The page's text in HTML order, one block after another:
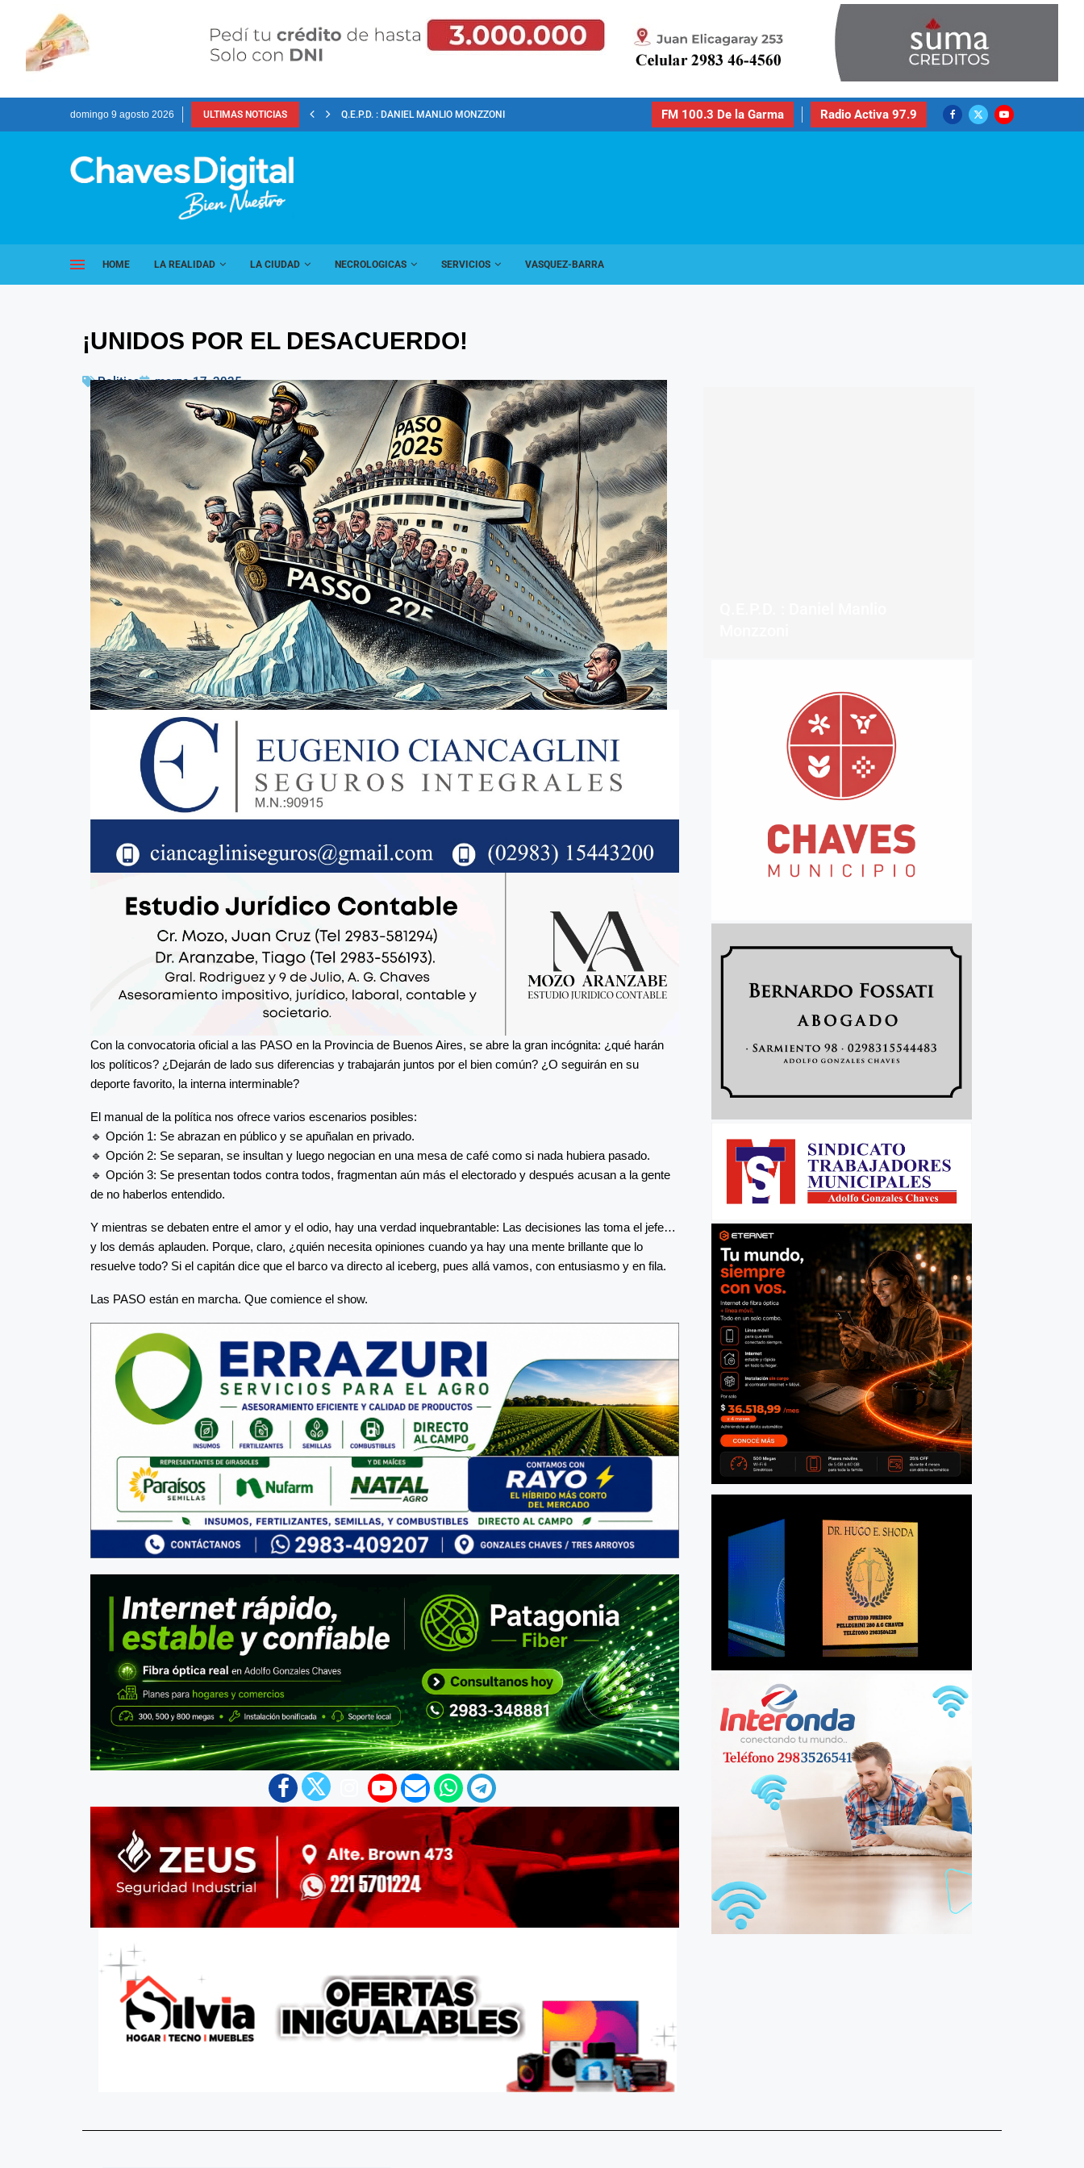
domingo 9 agosto 2026 ULTIMAS NOTICIAS Q.E.P.D. : DANIEL MANLIO MONZZONI FM 100.3 De la Garma Radio Activa 97.9
HOME LA REALIDAD LA CIUDAD NECROLOGICAS SERVICIOS VASQUEZ-BARRA
¡UNIDOS POR EL DESACUERDO!
Politica marzo 17, 2025
Con la convocatoria oficial a las PASO en la Provincia de Buenos Aires, se abre la gran incógnita: ¿qué harán
los políticos? ¿Dejarán de lado sus diferencias y trabajarán juntos por el bien común? ¿O seguirán en su
deporte favorito, la interna interminable?
El manual de la política nos ofrece varios escenarios posibles:
🔹 Opción 1: Se abrazan en público y se apuñalan en privado.
🔹 Opción 2: Se separan, se insultan y luego negocian en una mesa de café como si nada hubiera pasado.
🔹 Opción 3: Se presentan todos contra todos, fragmentan aún más el electorado y después acusan a la gente
de no haberlos entendido.
Y mientras se debaten entre el amor y el odio, hay una verdad inquebrantable: Las decisiones las toma el jefe…
y los demás aplauden. Porque, claro, ¿quién necesita opiniones cuando ya hay una mente brillante que lo
resuelve todo? Si el capitán dice que el barco va directo al iceberg, pues allá vamos, con entusiasmo y en fila.
Las PASO están en marcha. Que comience el show.